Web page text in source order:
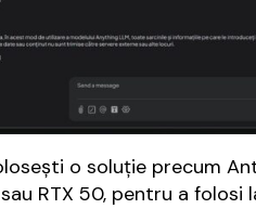
o soluție precum
RTX 50, pentru a